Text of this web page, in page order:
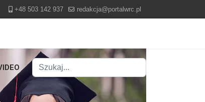
+48 503 142 937 redakcja@portalwrc.pl
Szukaj
Type 2 or more characters for results.